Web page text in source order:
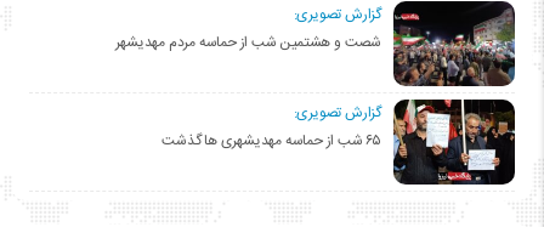
گزارش تصویری:
شصت و هشتمین شب از حماسه مردم مهدیشهر
گزارش تصویری:
۶۵ شب از حماسه مهدیشهری ها گذشت